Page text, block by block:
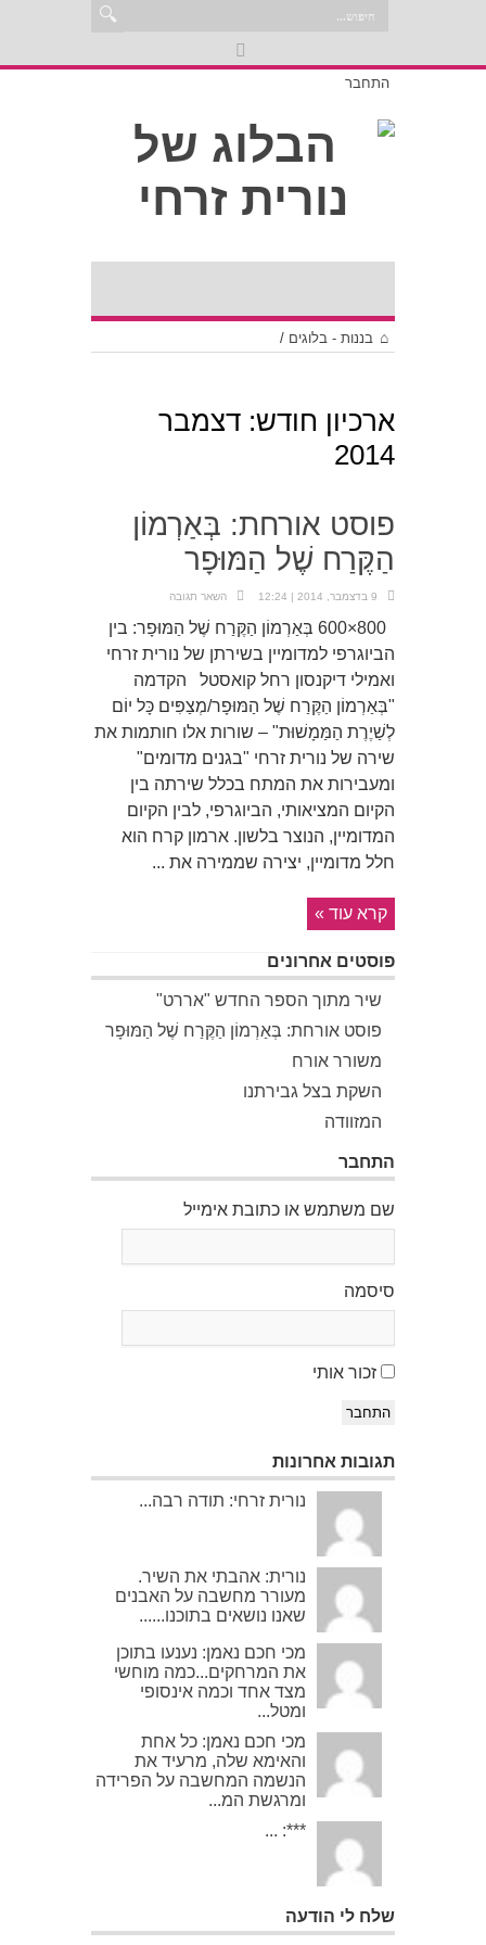
התחבר
בננות - בלוגים /
ארכיון חודש: דצמבר
2014
פוסט אורחת: בְּאַרְמוֹן
הַקֶּרַח שֶׁל הַמּוּפָר
9 בדצמבר, 2014 | 12:24 השאר תגובה
800×600 בְּאַרְמוֹן הַקֶּרַח שֶׁל הַמּוּפָר: בין
הביוגרפי למדומיין בשירתן של נורית זרחי
ואמילי דיקנסון רחל קואסטל הקדמה
"בְּאַרְמוֹן הַקֶּרַח שֶׁל הַמּוּפָר/מְצַפִּים כָּל יוֹם
לְשַׁיֶרֶת הַמַּמָשׁוּת" – שורות אלו חותמות את
שירה של נורית זרחי "בגנים מדומים"
ומעבירות את המתח בכלל שירתה בין
הקיום המציאותי, הביוגרפי, לבין הקיום
המדומיין, הנוצר בלשון. ארמון קרח הוא
חלל מדומיין, יצירה שממירה את ...
קרא עוד »
פוסטים אחרונים
שיר מתוך הספר החדש "אררט"
פוסט אורחת: בְּאַרְמוֹן הַקֶּרַח שֶׁל הַמּוּפָר
משורר אורח
השקת בצל גבירתנו
המזוודה
התחבר
שם משתמש או כתובת אימייל
סיסמה
זכור אותי
התחבר
תגובות אחרונות
נורית זרחי: תודה רבה...
נורית: אהבתי את השיר.
מעורר מחשבה על האבנים
שאנו נושאים בתוכנו......
מכי חכם נאמן: נענעו בתוכן
את המרחקים...כמה מוחשי
מצד אחד וכמה אינסופי
ומטל...
מכי חכם נאמן: כל אחת
והאימא שלה, מרעיד את
הנשמה המחשבה על הפרידה
ומרגשת המ...
***: ...
שלח לי הודעה